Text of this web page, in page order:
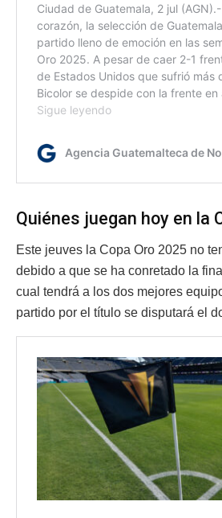
Quiénes juegan hoy en la
Este jeuves la Copa Oro 2025 no
debido a que se ha conretado la
cual tendrá a los dos mejores
partido por el título se disputará el